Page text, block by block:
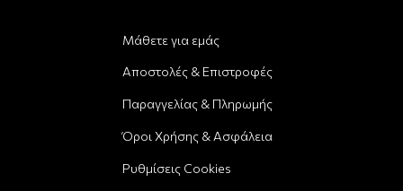
Μάθετε για εμάς
Αποστολές & Επιστροφές
Παραγγελίας & Πληρωμής
Όροι Χρήσης & Ασφάλεια
Ρυθμίσεις Cookies